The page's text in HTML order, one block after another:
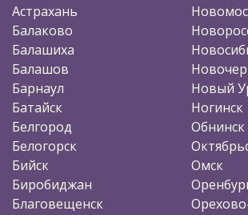
Астрахань
Балаково
Балашиха
Балашов
Барнаул
Батайск
Белгород
Белогорск
Бийск
Биробиджан
Благовещенск
Новый
Ногинск
Обнинск
Омск